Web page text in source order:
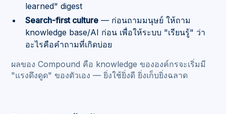
learned" digest
Search-first culture — ก่อนถามมนุษย์ ให้ถาม
knowledge base/AI ก่อน เพื่อให้ระบบ "เรียนรู้" ว่า
อะไรคือคำถามที่เกิดบ่อย
ผลของ Compound คือ knowledge ขององค์กรจะเริ่มมี
"แรงดึงดูด" ของตัวเอง — ยิ่งใช้ยิ่งดี ยิ่งเก็บยิ่งฉลาด